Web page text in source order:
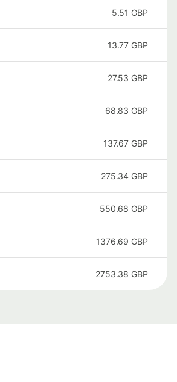
5.51 GBP
13.77 GBP
27.53 GBP
68.83 GBP
137.67 GBP
275.34 GBP
550.68 GBP
1376.69 GBP
2753.38 GBP